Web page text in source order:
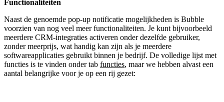
Functionaliteiten
Naast de genoemde pop-up notificatie mogelijkheden is Bubble
voorzien van nog veel meer functionaliteiten. Je kunt bijvoorbeeld
meerdere CRM-integraties activeren onder dezelfde gebruiker,
zonder meerprijs, wat handig kan zijn als je meerdere
softwareapplicaties gebruikt binnen je bedrijf. De volledige lijst met
functies is te vinden onder tab functies, maar we hebben alvast een
aantal belangrijke voor je op een rij gezet: